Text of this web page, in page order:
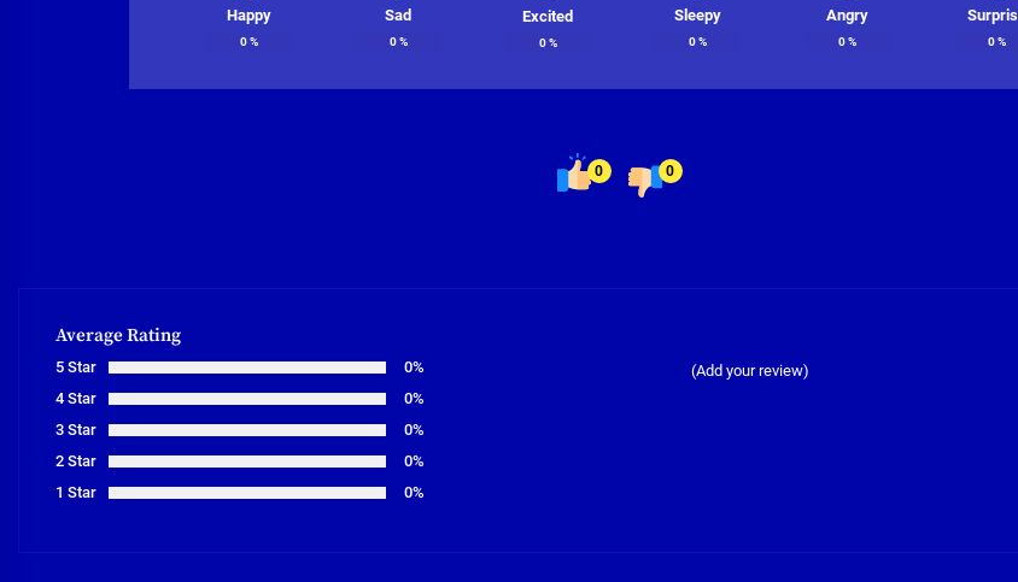
Happy
0%
Sad
0%
Excited
0%
Sleepy
0%
Angry
0% 0%
0 0
Average Rating
5 Star
0%
4 Star
0%
3 Star
0%
2 Star
0%
1 Star
0%
(Add your review)